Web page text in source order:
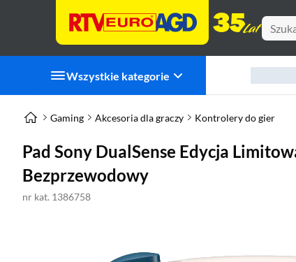
Wszystkie kategorie
Gaming Akcesoria dla graczy Kontrolery do gier
Pad Sony DualSense Edycja
Bezprzewodowy
nr kat. 1386758